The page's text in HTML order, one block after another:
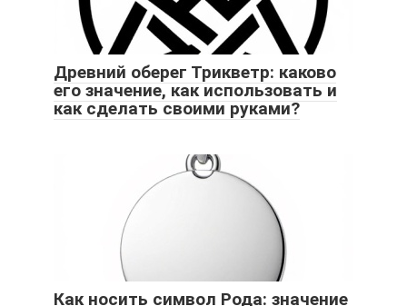
Древний оберег Трикветр: каково
его значение, как использовать и
как сделать своими руками?
Как носить символ Рода: значение